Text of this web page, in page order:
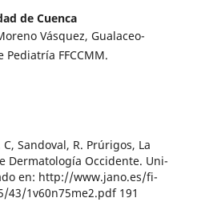
de Cuenca
Vásquez, Gualaceo-
FFCCMM.
Sandoval, R. Prúrigos, La
Dermatología Occidente. Uni-
en: http://www.jano.es/fi-
1v60n75me2.pdf 191